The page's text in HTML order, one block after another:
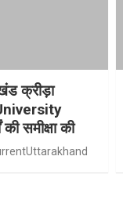
क्रीड़ा
की समीक्षा की